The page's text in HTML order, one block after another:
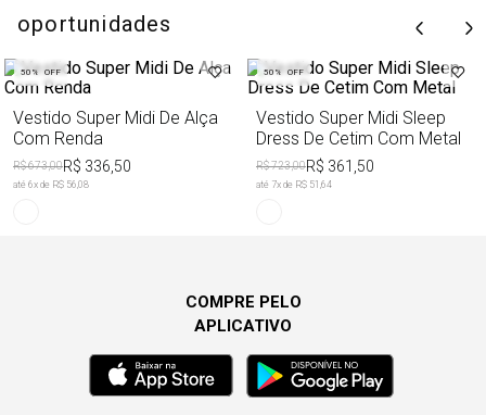
oportunidades
50% OFF
Vestido Super Midi De Alça
Com Renda
R$ 673,00R$ 336,50
até 6x de R$ 56,08
50% OFF
Vestido Super Midi Sleep
Dress De Cetim Com Metal
R$ 723,00R$ 361,50
até 7x de R$ 51,64
COMPRE PELO
APLICATIVO